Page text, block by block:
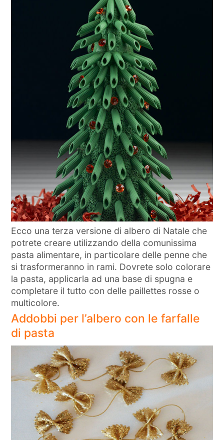
Ecco una terza versione di albero di Natale che
potrete creare utilizzando della comunissima
pasta alimentare, in particolare delle penne che
si trasformeranno in rami. Dovrete solo colorare
la pasta, applicarla ad una base di spugna e
completare il tutto con delle paillettes rosse o
multicolore.
Addobbi per l’albero con le farfalle
di pasta